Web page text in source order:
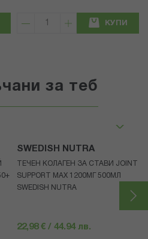
КУПИ
за теб
SWEDISH NUTRA
ТЕЧЕН КОЛАГЕН ЗА СТАВИ JOINT
SUPPORT MAX 1200МГ 500МЛ
SWEDISH NUTRA
22,98 € / 44.94 лв.